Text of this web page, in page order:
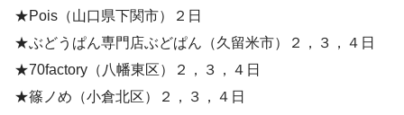
★Pois（山口県下関市）２日
★ぶどうぱん専門店ぶどぱん（久留米市）２，３，４日
★70factory（八幡東区）２，３，４日
★篠ノめ（小倉北区）２，３，４日